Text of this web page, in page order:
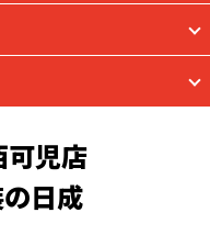
可児店
日成